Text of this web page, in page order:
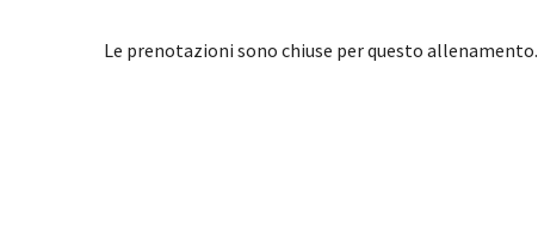
Le prenotazioni sono chiuse per questo allenamento.